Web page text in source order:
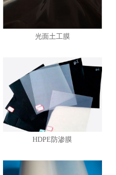
光面土工膜
HDPE防渗膜